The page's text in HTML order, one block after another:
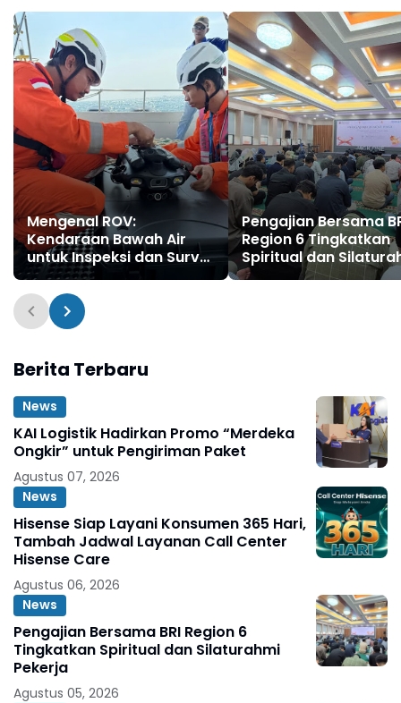
Mengenal ROV:
Kendaraan Bawah Air
untuk Inspeksi dan Survei
Industri
Pengajian Bersama
Region 6 Tingkatkan
Spiritual dan
Pekerja
Berita Terbaru
News
KAI Logistik Hadirkan Promo “Merdeka
Ongkir” untuk Pengiriman Paket
Agustus 07, 2026
News
Hisense Siap Layani Konsumen 365 Hari,
Tambah Jadwal Layanan Call Center
Hisense Care
Agustus 06, 2026
News
Pengajian Bersama BRI Region 6
Tingkatkan Spiritual dan Silaturahmi
Pekerja
Agustus 05, 2026